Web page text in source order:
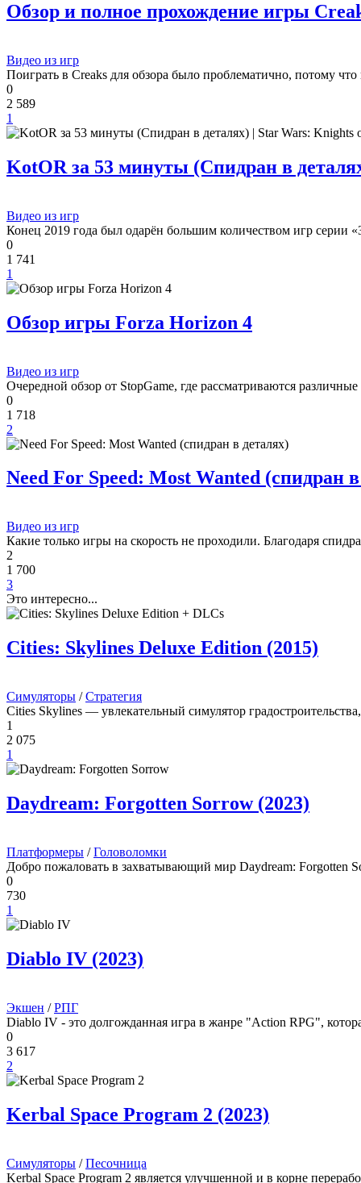
Обзор и полное прохождение игры
Видео из игр
Поиграть в Creaks для обзора было проблематично, потому
0
2 589
1
KotOR за 53 минуты (Спидран в
Видео из игр
Конец 2019 года был одарён большим количеством игр серии
0
1 741
1
Обзор игры Forza Horizon 4
Видео из игр
Очередной обзор от StopGame, где рассматриваются
0
1 718
2
Need For Speed: Most Wanted (спидран
Видео из игр
Какие только игры на скорость не проходили. Благодаря
2
1 700
3
Это интересно...
Cities: Skylines Deluxe Edition (2015)
Симуляторы /Стратегия
Cities Skylines — увлекательный симулятор
1
2 075
1
Daydream: Forgotten Sorrow (2023)
Платформеры /Головоломки
Добро пожаловать в захватывающий мир Daydream: Forgotten
0
730
1
Diablo IV (2023)
Экшен /РПГ
Diablo IV - это долгожданная игра в жанре "Action RPG",
0
3 617
2
Kerbal Space Program 2 (2023)
Симуляторы /Песочница
Kerbal Space Program 2 является улучшенной и в корне